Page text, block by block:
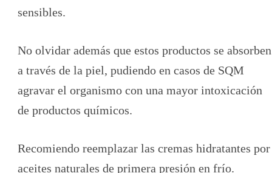
sensibles.
No olvidar además que estos productos se absorben
a través de la piel, pudiendo en casos de SQM
agravar el organismo con una mayor intoxicación
de productos químicos.
Recomiendo reemplazar las cremas hidratantes por
aceites naturales de primera presión en frío.